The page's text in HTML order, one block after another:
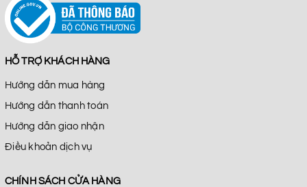
HỖ TRỢ KHÁCH HÀNG
Hướng dẫn mua hàng
Hướng dẫn thanh toán
Hướng dẫn giao nhận
Điều khoản dịch vụ
CHÍNH SÁCH CỬA HÀNG